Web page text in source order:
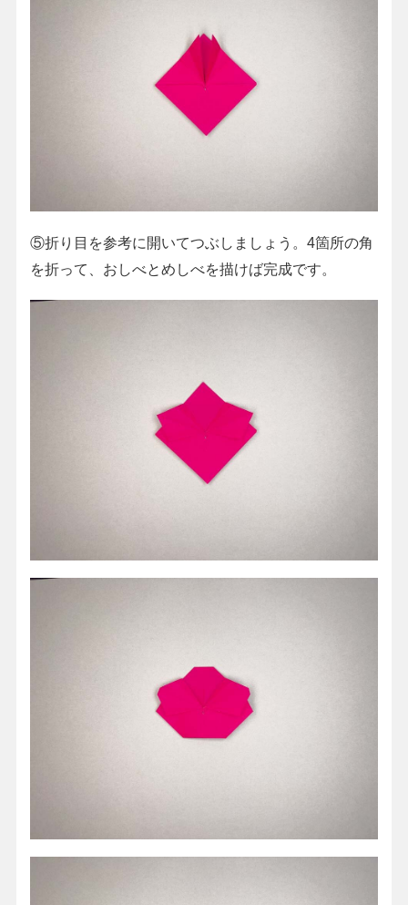
⑤折り目を参考に開いてつぶしましょう。4箇所の角
を折って、おしべとめしべを描けば完成です。